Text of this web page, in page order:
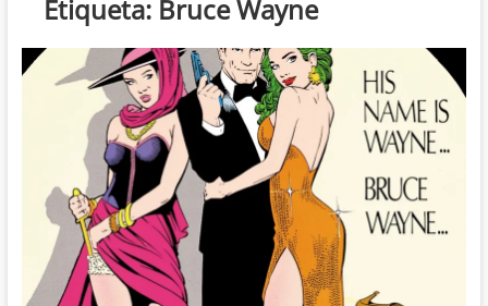
Etiqueta: Bruce Wayne